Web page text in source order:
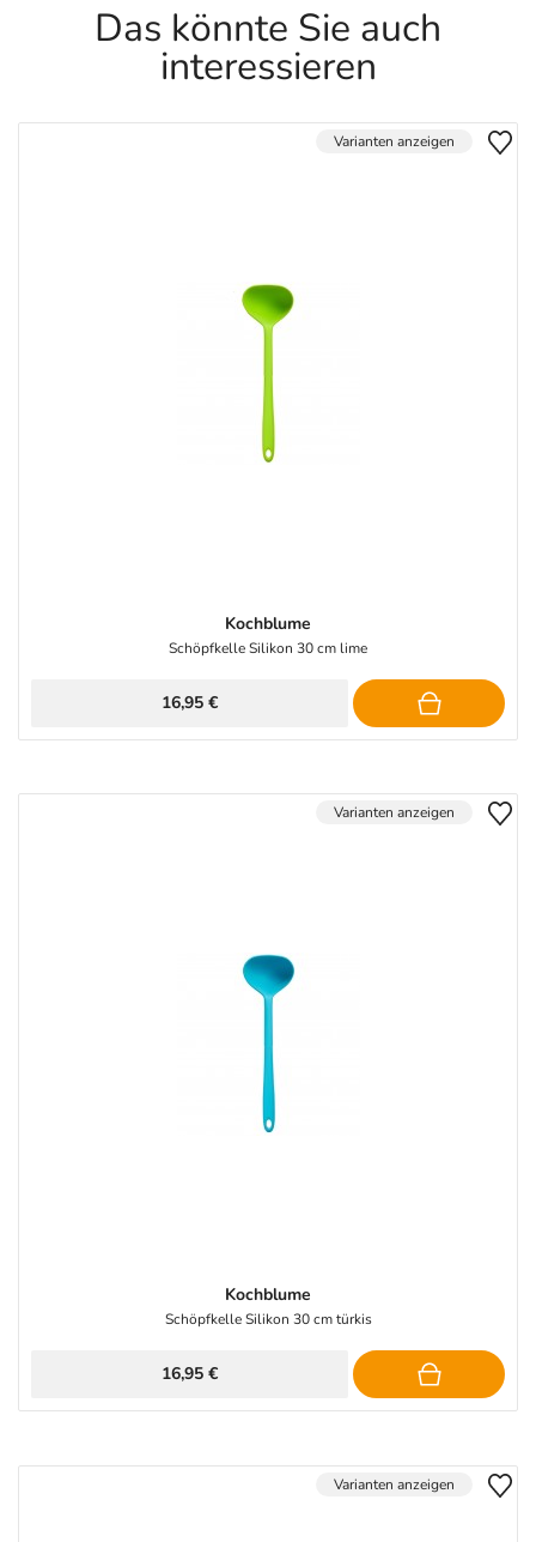
Das könnte Sie auch
interessieren
Varianten anzeigen
Kochblume
Schöpfkelle Silikon 30 cm lime
16,95 €
Varianten anzeigen
Kochblume
Schöpfkelle Silikon 30 cm türkis
16,95 €
Varianten anzeigen